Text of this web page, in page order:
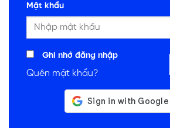
Mật khẩu
Ghi nhớ đăng nhập
Quên mật khẩu?